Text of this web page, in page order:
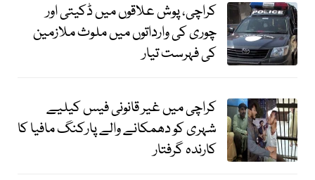
کراچی، پوش علاقوں میں ڈکیتی اور
چوری کی وارداتوں میں ملوث ملازمین
کی فہرست تیار
کراچی میں غیر قانونی فیس کیلیے
شہری کو دھمکانے والے پارکنگ مافیا کا
کارندہ گرفتار